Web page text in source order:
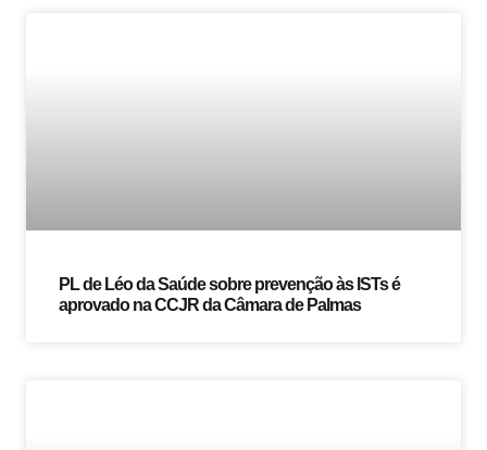
PL de Léo da Saúde sobre prevenção às ISTs é
aprovado na CCJR da Câmara de Palmas